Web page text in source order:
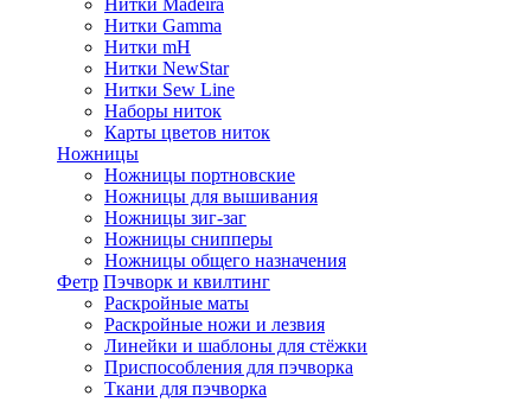
Нитки Madeira
Нитки Gamma
Нитки mH
Нитки NewStar
Нитки Sew Line
Наборы ниток
Карты цветов ниток
Ножницы
Ножницы портновские
Ножницы для вышивания
Ножницы зиг-заг
Ножницы снипперы
Ножницы общего назначения
Фетр Пэчворк и квилтинг
Раскройные маты
Раскройные ножи и лезвия
Линейки и шаблоны для стёжки
Приспособления для пэчворка
Ткани для пэчворка